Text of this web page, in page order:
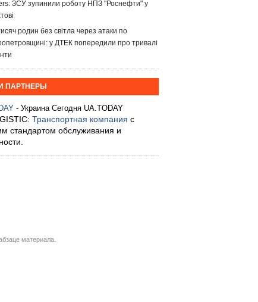
ЗСУ зупинили роботу НПЗ "Роснефти" у
родин без світла через атаки по
у ДТЕК попередили про тривалі
ПАРТНЕРЫ
- Украина Сегодня UA.TODAY
Транспортная компания с
стандартом обслуживания и
материала.